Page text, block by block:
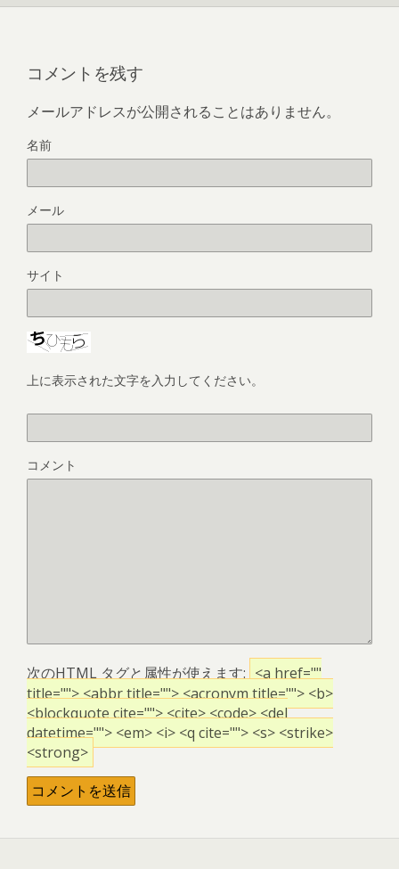
コメントを残す
メールアドレスが公開されることはありません。
名前
メール
サイト
上に表示された文字を入力してください。
コメント
次のHTML タグと属性が使えます: <a href=""
title=""> <abbr title=""> <acronym title=""> <b>
<blockquote cite=""> <cite> <code> <del
datetime=""> <em> <i> <q cite=""> <s> <strike>
<strong>